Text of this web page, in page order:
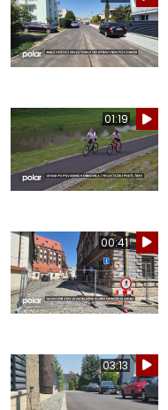
01:19
00:41
03:13